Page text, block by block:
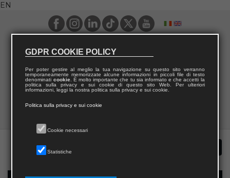
EN
GDPR COOKIE POLICY
Per poter gestire al meglio la tua navigazione su questo sito verranno
temporaneamente memorizzate alcune informazioni in piccoli file di testo
denominati cookie. È molto importante che tu sia informato e che accetti la
politica sulla privacy e sui cookie di questo sito Web. Per ulteriori
informazioni, leggi la nostra politica sulla privacy e sui cookie.
Politica sulla privacy e sui cookie
Cookie necessari
Statistiche